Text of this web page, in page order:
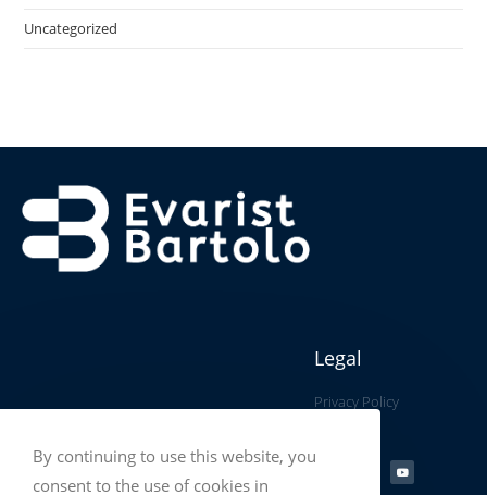
Uncategorized
Legal
Privacy Policy
By continuing to use this website, you
consent to the use of cookies in